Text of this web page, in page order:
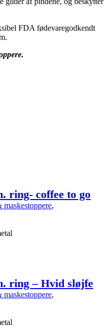
FDA fødevaregodkendt
ring- coffee to go
,
ring – Hvid sløjfe
,